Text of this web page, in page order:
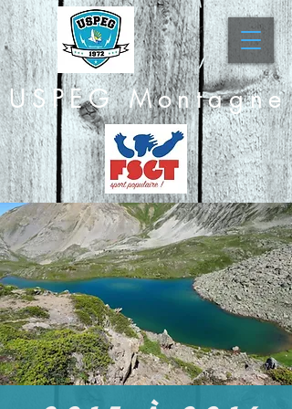
USPEG Montagne